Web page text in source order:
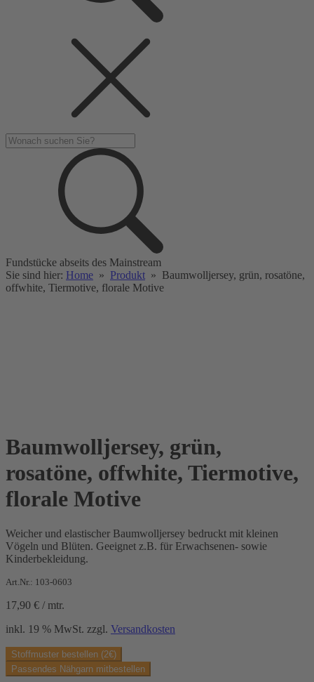
Fundstücke abseits des Mainstream
Sie sind hier: Home » Produkt » Baumwolljersey, grün, rosatöne,
offwhite, Tiermotive, florale Motive
Baumwolljersey, grün,
rosatöne, offwhite, Tiermotive,
florale Motive
Weicher und elastischer Baumwolljersey bedruckt mit kleinen
Vögeln und Blüten. Geeignet z.B. für Erwachsenen- sowie
Kinderbekleidung.
Art.Nr.: 103-0603
17,90 € / mtr.
inkl. 19 % MwSt. zzgl. Versandkosten
Stoffmuster bestellen (2€)
Passendes Nähgarn mitbestellen